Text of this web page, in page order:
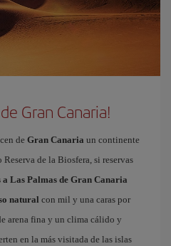
Gran Canaria!
de Gran Canaria un continente
de la Biosfera, si reservas
a Las Palmas de Gran Canaria
natural con mil y una caras por
arena fina y un clima cálido y
en la más visitada de las islas